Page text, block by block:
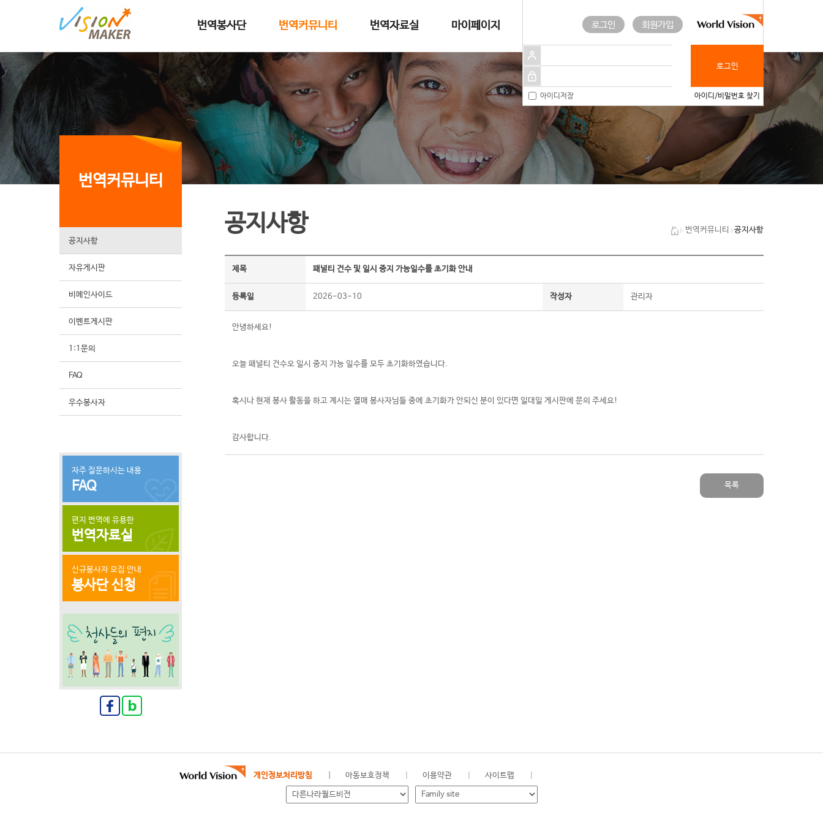
메인메뉴 건너뛰고 본문으로 이동
번역봉사단 번역커뮤니티 번역자료실 마이페이지 로그인 회원가입
로그인
아이디저장 아이디/비밀번호 찾기
번역커뮤니티
공지사항
자유게시판
비메인사이드
이벤트게시판
1:1문의
FAQ
우수봉사자
자주 질문하시는 내용
FAQ
편지 번역에 유용한
번역자료실
신규봉사자 모집 안내
봉사단 신청
공지사항 번역커뮤니티 공지사항
제목 패널티 건수 및 일시 중지 가능일수를 초기화 안내
등록일 2026-03-10 작성자 관리자
안녕하세요!
오늘 패널티 건수오 일시 중지 가능 일수를 모두 초기화하였습니다.
혹시나 현재 봉사 활동을 하고 계시는 열매 봉사자님들 중에 초기화가 안되신 분이 있다면 일대일 게시판에 문의 주세요!
감사합니다.
목록
개인정보처리방침 아동보호정책 이용약관 사이트맵